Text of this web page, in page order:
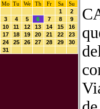
Mo
Tu We Th Fr Sa
Su
1
2
3
4 5 6 7 8
9
10
11 12 13 14 15
16
17
18 19 20 21 22
23
24
25 26 27 28 29
30
31